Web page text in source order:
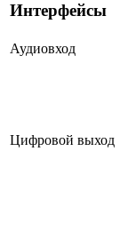
Интерфейсы
Аудиовход
Цифровой выход